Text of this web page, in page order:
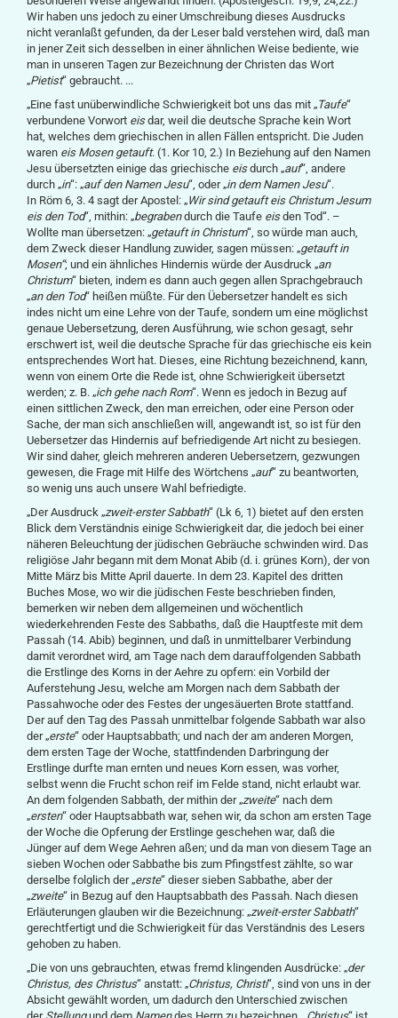
Wir haben uns jedoch zu einer Umschreibung dieses Ausdrucks
nicht veranlaßt gefunden, da der Leser bald verstehen wird, daß man
in jener Zeit sich desselben in einer ähnlichen Weise bediente, wie
man in unseren Tagen zur Bezeichnung der Christen das Wort
„Pietist“ gebraucht. ...
„Eine fast unüberwindliche Schwierigkeit bot uns das mit „Taufe“
verbundene Vorwort eisdar, weil die deutsche Sprache kein Wort
hat, welches dem griechischen in allen Fällen entspricht. Die Juden
waren eis Mosen getauft. (1. Kor 10, 2.) In Beziehung auf den Namen
Jesu übersetzten einige das griechische eisdurch „auf“, andere
durch „in“: „auf den Namen Jesu“, oder „in dem Namen Jesu“.
In Röm 6, 3. 4 sagt der Apostel: „Wir sind getauft eis Christum Jesum
eis den Tod“, mithin: „begrabendurch die Taufe eisden Tod“. –
Wollte man übersetzen: „getauft in Christum“, so würde man auch,
dem Zweck dieser Handlung zuwider, sagen müssen: „getauft in
Mosen“; und ein ähnliches Hindernis würde der Ausdruck „an
Christum“ bieten, indem es dann auch gegen allen Sprachgebrauch
„an den Tod“ heißen müßte. Für den Üebersetzer handelt es sich
indes nicht um eine Lehre von der Taufe, sondern um eine möglichst
genaue Uebersetzung, deren Ausführung, wie schon gesagt, sehr
erschwert ist, weil die deutsche Sprache für das griechische eis kein
entsprechendes Wort hat. Dieses, eine Richtung bezeichnend, kann,
wenn von einem Orte die Rede ist, ohne Schwierigkeit übersetzt
werden; z. B. „ich gehe nach Rom“. Wenn es jedoch in Bezug auf
einen sittlichen Zweck, den man erreichen, oder eine Person oder
Sache, der man sich anschließen will, angewandt ist, so ist für den
Uebersetzer das Hindernis auf befriedigende Art nicht zu besiegen.
Wir sind daher, gleich mehreren anderen Uebersetzern, gezwungen
gewesen, die Frage mit Hilfe des Wörtchens „auf“ zu beantworten,
so wenig uns auch unsere Wahl befriedigte.
„Der Ausdruck „zweit-erster Sabbath“ (Lk 6, 1) bietet auf den ersten
Blick dem Verständnis einige Schwierigkeit dar, die jedoch bei einer
näheren Beleuchtung der jüdischen Gebräuche schwinden wird. Das
religiöse Jahr begann mit dem Monat Abib (d. i. grünes Korn), der von
Mitte März bis Mitte April dauerte. In dem 23. Kapitel des dritten
Buches Mose, wo wir die jüdischen Feste beschrieben finden,
bemerken wir neben dem allgemeinen und wöchentlich
wiederkehrenden Feste des Sabbaths, daß die Hauptfeste mit dem
Passah (14. Abib) beginnen, und daß in unmittelbarer Verbindung
damit verordnet wird, am Tage nach dem darauffolgenden Sabbath
die Erstlinge des Korns in der Aehre zu opfern: ein Vorbild der
Auferstehung Jesu, welche am Morgen nach dem Sabbath der
Passahwoche oder des Festes der ungesäuerten Brote stattfand.
Der auf den Tag des Passah unmittelbar folgende Sabbath war also
der „erste“ oder Hauptsabbath; und nach der am anderen Morgen,
dem ersten Tage der Woche, stattfindenden Darbringung der
Erstlinge durfte man ernten und neues Korn essen, was vorher,
selbst wenn die Frucht schon reif im Felde stand, nicht erlaubt war.
An dem folgenden Sabbath, der mithin der „zweite“ nach dem
„ersten“ oder Hauptsabbath war, sehen wir, da schon am ersten Tage
der Woche die Opferung der Erstlinge geschehen war, daß die
Jünger auf dem Wege Aehren aßen; und da man von diesem Tage an
sieben Wochen oder Sabbathe bis zum Pfingstfest zählte, so war
derselbe folglich der „erste“ dieser sieben Sabbathe, aber der
„zweite“ in Bezug auf den Hauptsabbath des Passah. Nach diesen
Erläuterungen glauben wir die Bezeichnung: „zweit-erster Sabbath“
gerechtfertigt und die Schwierigkeit für das Verständnis des Lesers
gehoben zu haben.
„Die von uns gebrauchten, etwas fremd klingenden Ausdrücke: „der
Christus, des Christus“ anstatt: „Christus, Christi“, sind von uns in der
Absicht gewählt worden, um dadurch den Unterschied zwischen